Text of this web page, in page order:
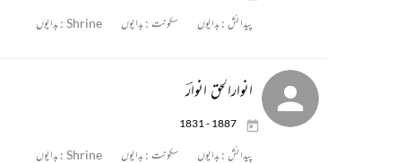
پیدائش : بدایوں سکونت : بدایوں Shrine : بدایوں
انوارالحق انوارؔ
1831 - 1887
پیدائش : بدایوں سکونت : بدایوں Shrine : بدایوں